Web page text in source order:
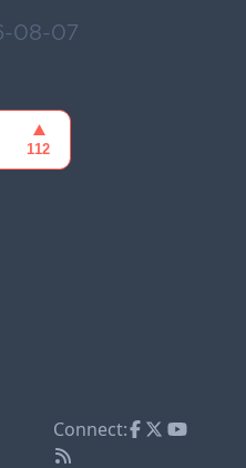
08-07
Connect: